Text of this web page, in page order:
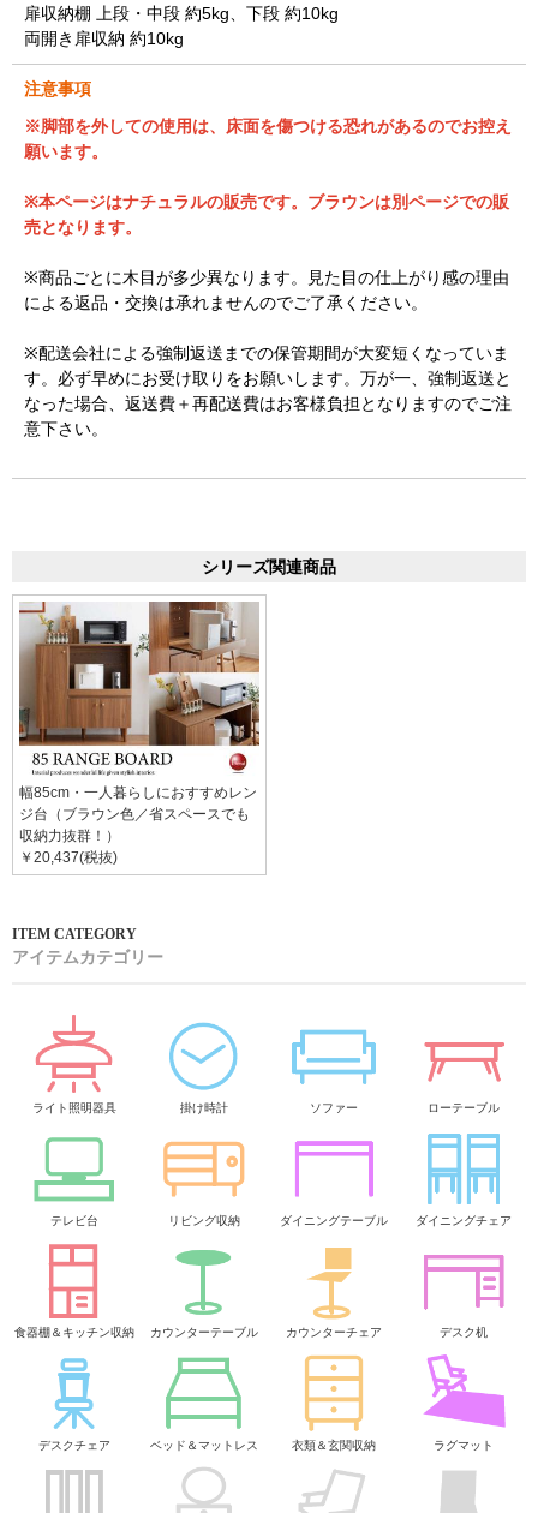
扉収納棚 上段・中段 約5kg、下段 約10kg
両開き扉収納 約10kg
注意事項
※脚部を外しての使用は、床面を傷つける恐れがあるのでお控え
願います。
※本ページはナチュラルの販売です。ブラウンは別ページでの販
売となります。
※商品ごとに木目が多少異なります。見た目の仕上がり感の理由
による返品・交換は承れませんのでご了承ください。
※配送会社による強制返送までの保管期間が大変短くなっていま
す。必ず早めにお受け取りをお願いします。万が一、強制返送と
なった場合、返送費＋再配送費はお客様負担となりますのでご注
意下さい。
シリーズ関連商品
幅85cm・一人暮らしにおすすめレン
ジ台（ブラウン色／省スペースでも
収納力抜群！）
￥20,437(税抜)
アイテムカテゴリー
ライト照明器具 掛け時計 ソファー ローテーブル
テレビ台 リビング収納 ダイニングテーブル ダイニングチェア
食器棚＆キッチン収納 カウンターテーブル カウンターチェア デスク机
デスクチェア ベッド＆マットレス 衣類＆玄関収納 ラグマット